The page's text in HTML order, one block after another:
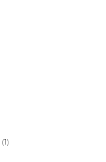
(1)